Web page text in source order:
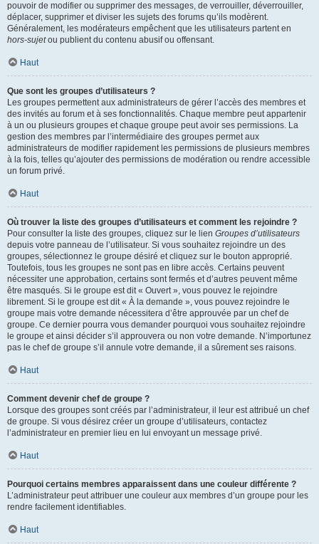
pouvoir de modifier ou supprimer des messages, de verrouiller, déverrouiller,
déplacer, supprimer et diviser les sujets des forums qu’ils modèrent.
Généralement, les modérateurs empêchent que les utilisateurs partent en
hors-sujetou publient du contenu abusif ou offensant.
Haut
Que sont les groupes d’utilisateurs ?
Les groupes permettent aux administrateurs de gérer l’accès des membres et
des invités au forum et à ses fonctionnalités. Chaque membre peut appartenir
à un ou plusieurs groupes et chaque groupe peut avoir ses permissions. La
gestion des membres par l’intermédiaire des groupes permet aux
administrateurs de modifier rapidement les permissions de plusieurs membres
à la fois, telles qu’ajouter des permissions de modération ou rendre accessible
un forum privé.
Haut
Où trouver la liste des groupes d’utilisateurs et comment les rejoindre ?
Pour consulter la liste des groupes, cliquez sur le lien Groupes d’utilisateurs
depuis votre panneau de l’utilisateur. Si vous souhaitez rejoindre un des
groupes, sélectionnez le groupe désiré et cliquez sur le bouton approprié.
Toutefois, tous les groupes ne sont pas en libre accès. Certains peuvent
nécessiter une approbation, certains sont fermés et d’autres peuvent même
être masqués. Si le groupe est dit « Ouvert », vous pouvez le rejoindre
librement. Si le groupe est dit « À la demande », vous pouvez rejoindre le
groupe mais votre demande nécessitera d’être approuvée par un chef de
groupe. Ce dernier pourra vous demander pourquoi vous souhaitez rejoindre
le groupe et ainsi décider s’il approuvera ou non votre demande. N’importunez
pas le chef de groupe s’il annule votre demande, il a sûrement ses raisons.
Haut
Comment devenir chef de groupe ?
Lorsque des groupes sont créés par l’administrateur, il leur est attribué un chef
de groupe. Si vous désirez créer un groupe d’utilisateurs, contactez
l’administrateur en premier lieu en lui envoyant un message privé.
Haut
Pourquoi certains membres apparaissent dans une couleur différente ?
L’administrateur peut attribuer une couleur aux membres d’un groupe pour les
rendre facilement identifiables.
Haut